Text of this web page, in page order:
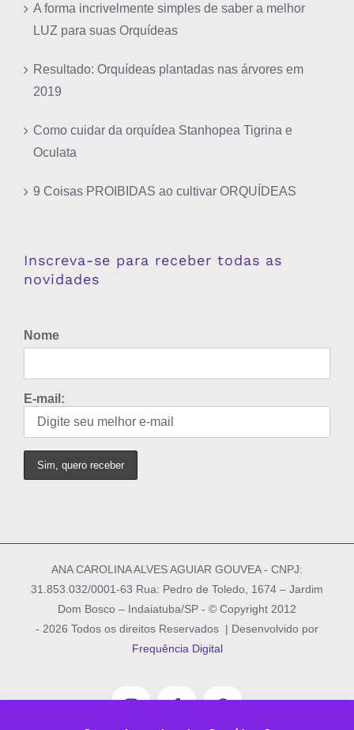
A forma incrivelmente simples de saber a melhor
LUZ para suas Orquídeas
Resultado: Orquídeas plantadas nas árvores em
2019
Como cuidar da orquídea Stanhopea Tigrina e
Oculata
9 Coisas PROIBIDAS ao cultivar ORQUÍDEAS
Inscreva-se para receber todas as
novidades
Nome
E-mail:
ANA CAROLINA ALVES AGUIAR GOUVEA - CNPJ:
31.853.032/0001-63 Rua: Pedro de Toledo, 1674 – Jardim
Dom Bosco – Indaiatuba/SP - © Copyright 2012
- 2026 Todos os direitos Reservados | Desenvolvido por
Frequência Digital